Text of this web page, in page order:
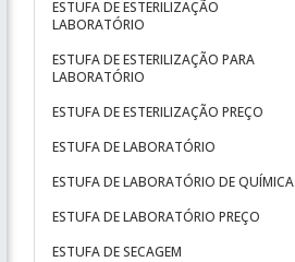
ESTUFA DE ESTERILIZAÇÃO
LABORATÓRIO
ESTUFA DE ESTERILIZAÇÃO PARA
LABORATÓRIO
ESTUFA DE ESTERILIZAÇÃO PREÇO
ESTUFA DE LABORATÓRIO
ESTUFA DE LABORATÓRIO DE QUÍMICA
ESTUFA DE LABORATÓRIO PREÇO
ESTUFA DE SECAGEM